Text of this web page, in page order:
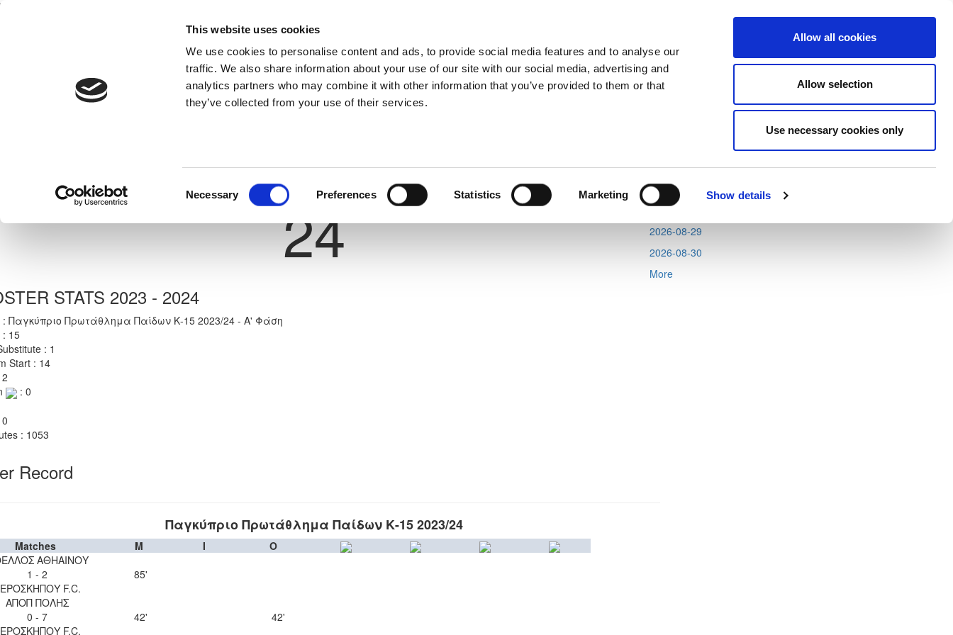
This website uses cookies
We use cookies to personalise content and ads, to provide social media features and to analyse our
traffic. We also share information about your use of our site with our social media, advertising and
analytics partners who may combine it with other information that you’ve provided to them or that
they’ve collected from your use of their services.
Necessary Preferences Statistics Marketing Show details
Allow all cookies
Allow selection
Use necessary cookies only
Competitions
Next
Shirt Number
24
STATS 2023 - 2024
: Παγκύπριο Πρωτάθλημα Παίδων Κ-15 2023/24 - Α' Φάση
: 15
: 1
Start : 14
: 0
: 1053
Record
Παγκύπριο Πρωτάθλημα Παίδων Κ-15 2023/24
Matches M I
O
ΑΘΗΑΙΝΟΥ
1 - 2
F.C.
85'
ΑΠΟΠ ΠΟΛΗΣ
0 - 7
F.C.
42' 42'
Tweets by CyprusFA
2026-08-11
2026-08-12
2026-08-13
2026-08-29
2026-08-30
More